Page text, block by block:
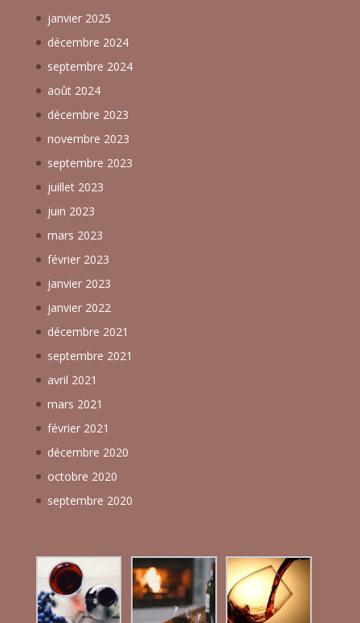
janvier 2025
décembre 2024
septembre 2024
août 2024
décembre 2023
novembre 2023
septembre 2023
juillet 2023
juin 2023
mars 2023
février 2023
janvier 2023
janvier 2022
décembre 2021
septembre 2021
avril 2021
mars 2021
février 2021
décembre 2020
octobre 2020
septembre 2020